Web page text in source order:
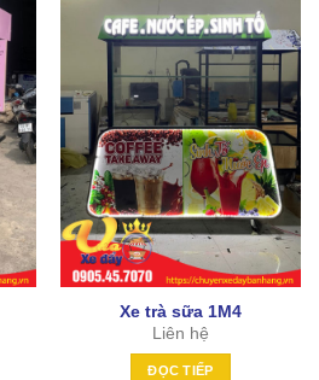
Xe trà sữa 1M4
Liên hệ
ĐỌC TIẾP